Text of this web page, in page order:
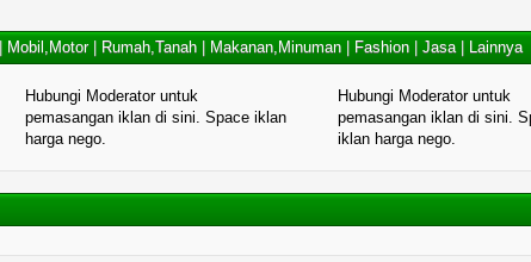
Mobil,Motor| Rumah,Tanah Makanan,Minuman Fashion |Jasa| Lainnya
Hubungi Moderator untuk
pemasangan iklan di sini. Space iklan
harga nego.
Hubungi Moderator untuk
pemasangan iklan di sini.
iklan harga nego.